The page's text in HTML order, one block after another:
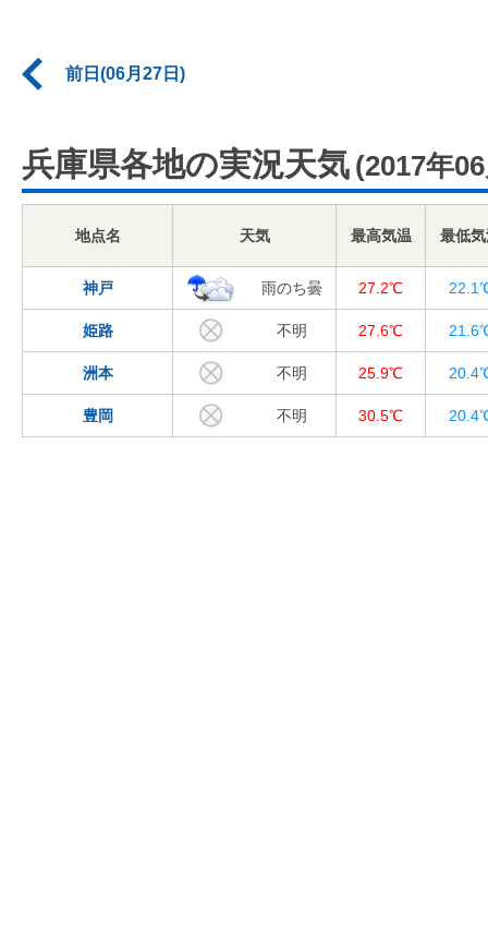
前日(06月27日)
兵庫県各地の実況天気 (2017年
地点名 天気 最高気温 最低
神戸 雨のち曇 27.2℃
姫路 不明 27.6℃
洲本 不明 25.9℃
豊岡 不明 30.5℃